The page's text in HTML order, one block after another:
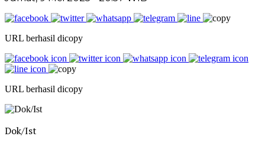
URL berhasil dicopy
URL berhasil dicopy
Dok/Ist